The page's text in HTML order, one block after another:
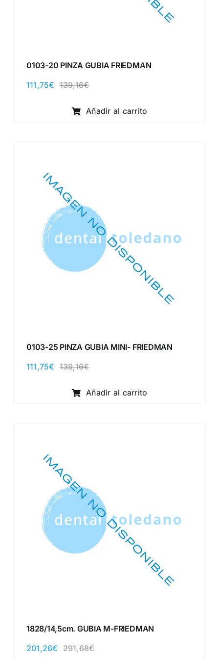
0103-20 PINZA GUBIA FRIEDMAN
139,16€El
original
era:
111,75€
El
actual
es:
Añadir al carrito
0103-25 PINZA GUBIA MINI- FRIEDMAN
139,16€El
original
era:
111,75€
El
actual
es:
Añadir al carrito
1828/14,5cm. GUBIA M-FRIEDMAN
291,68€El
201,26€
El